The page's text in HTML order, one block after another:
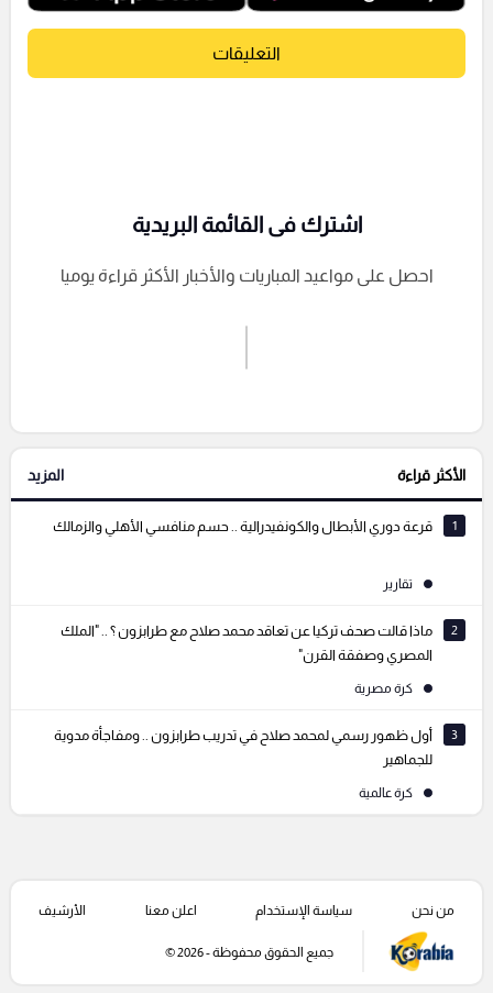
التعليقات
إرسال تعليق
التعليقات السابقة
اشترك فى القائمة البريدية
احصل على مواعيد المباريات والأخبار الأكثر قراءة يوميا
الأكثر قراءة المزيد
1 قرعة دوري الأبطال والكونفيدرالية .. حسم منافسي الأهلي والزمالك
تقارير
2
ماذا قالت صحف تركيا عن تعاقد محمد صلاح مع طرابزون ؟ .. "الملك
المصري وصفقة القرن"
كرة مصرية
3
أول ظهور رسمي لمحمد صلاح في تدريب طرابزون .. ومفاجأة مدوية
للجماهير
كرة عالمية
من نحن سياسة الإستخدام اعلن معنا الأرشيف
جميع الحقوق محفوظة - 2026 ©